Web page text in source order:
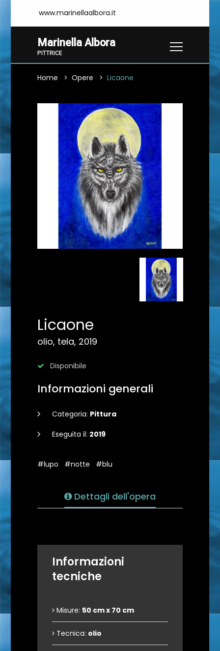
www.marinellaalbora.it
Marinella Albora
PITTRICE
Home Opere Licaone
Licaone
olio, tela, 2019
Disponibile
Informazioni generali
Categoria: Pittura
Eseguita il: 2019
#lupo #notte #blu
Dettagli dell'opera
Informazioni
tecniche
Misure: 50 cm x 70 cm
Tecnica: olio